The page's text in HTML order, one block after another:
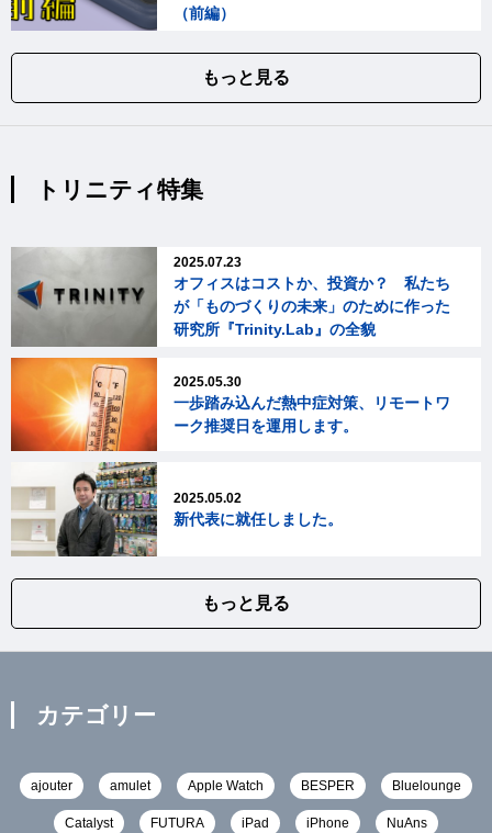
（前編）
もっと見る
トリニティ特集
2025.07.23
オフィスはコストか、投資か？ 私たち
が「ものづくりの未来」のために作った
研究所『Trinity.Lab』の全貌
2025.05.30
一歩踏み込んだ熱中症対策、リモートワ
ーク推奨日を運用します。
2025.05.02
新代表に就任しました。
もっと見る
カテゴリー
ajouter amulet Apple Watch BESPER Bluelounge
Catalyst FUTURA iPad iPhone NuAns